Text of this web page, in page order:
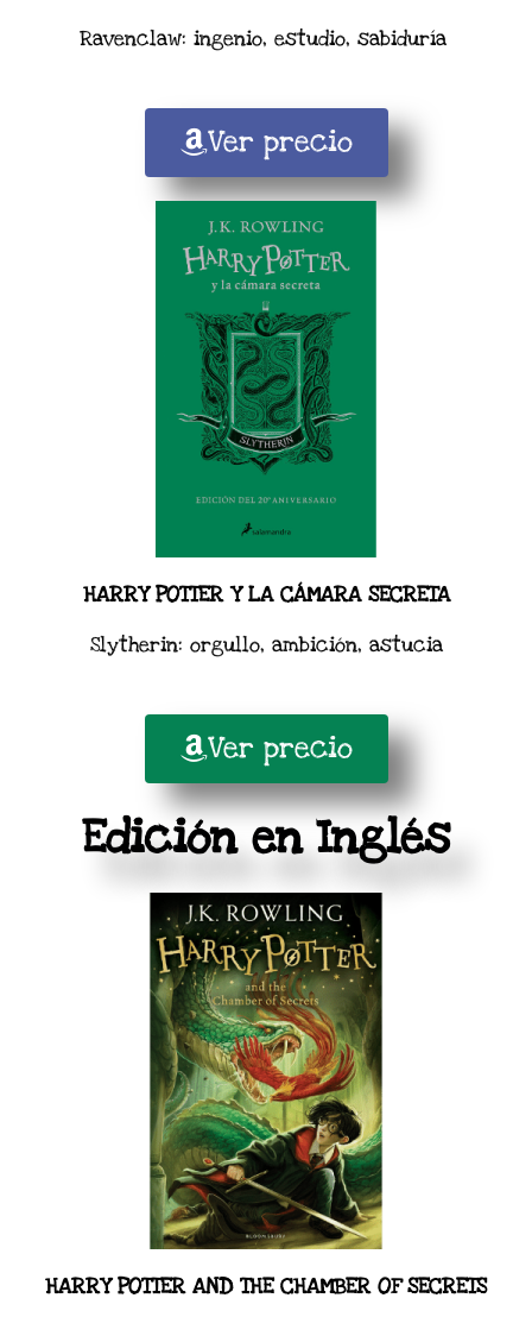
Ravenclaw: ingenio, estudio, sabiduría
Ver precio
HARRY POTTER Y LA CÁMARA SECRETA
Slytherin: orgullo, ambición, astucia
Ver precio
Edición en Inglés
HARRY POTTER AND THE CHAMBER OF SECRETS